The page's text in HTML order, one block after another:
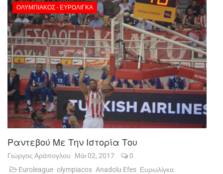
ΟΛΥΜΠΙΑΚΌΣ - ΕΥΡΩΛΊΓΚΑ
Ραντεβού Με Την Ιστορία Του
Γιώργος Αράπογλου Μάι 02, 2017
0
Euroleague olympiacos Anadolu Efes Ευρωλίγκα